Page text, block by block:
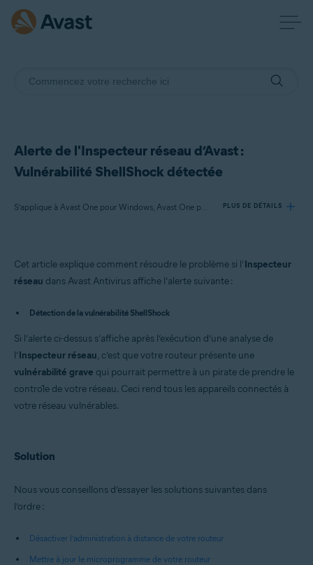
Alerte de l'Inspecteur réseau d’Avast :
Vulnérabilité ShellShock détectée
S’applique à Avast One pour Windows, Avast One pour Mac, Avast Premium Security pour Windows, Avast Free Antivirus pour Windows, Avast Premium Security pour Mac, Avast Security pour Mac PLUS DE DÉTAILS
Produits:
Avast One 22.x pour Windows
Avast Premium Security 22.x pour Windows
Avast Premium Security 15.x pour Mac
Avast Security 15.x pour Mac
Systèmes d'exploitation:
Microsoft Windows 11 Home / Pro / Enterprise / Education
Microsoft Windows 8/Professionnel/Entreprise - 32/64 bits
avec mise à jour cumulative de commodité (32/64 bits)
Apple macOS 10.15.x (Catalina)
Apple macOS 10.14.x (Mojave)
Cet article explique comment résoudre le problème si l’Inspecteur
réseau dans Avast Antivirus affiche l’alerte suivante :
Détection de la vulnérabilité ShellShock
Si l’alerte ci-dessus s’affiche après l’exécution d’une analyse de
l’Inspecteur réseau, c’est que votre routeur présente une
vulnérabilité grave qui pourrait permettre à un pirate de prendre le
contrôle de votre réseau. Ceci rend tous les appareils connectés à
votre réseau vulnérables.
Solution
Nous vous conseillons d’essayer les solutions suivantes dans
l’ordre :
Désactiver l’administration à distance de votre routeur
Mettre à jour le microprogramme de votre routeur